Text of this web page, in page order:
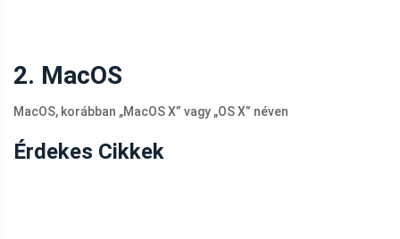
2. MacOS
MacOS, korábban „MacOS X” vagy „OS X” néven
Érdekes Cikkek